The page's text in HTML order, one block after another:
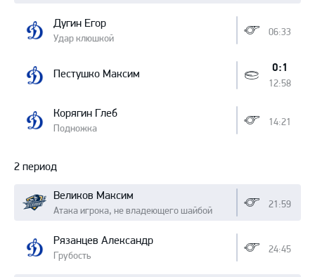
Дугин Егор
Удар клюшкой
06:33
Пестушко Максим 0:1
12:58
Корягин Глеб
Подножка
14:21
2 период
Великов Максим
Атака игрока, не владеющего шайбой
21:59
Рязанцев Александр
Грубость
24:45